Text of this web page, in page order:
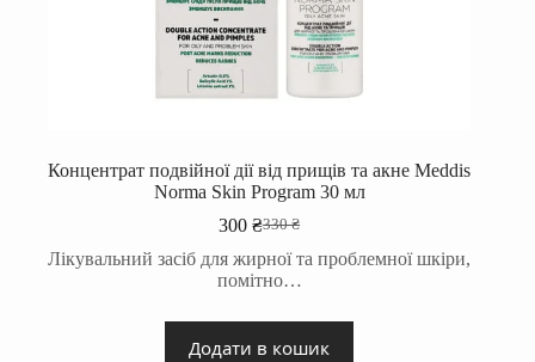
Концентрат подвійної дії від прищів та акне Meddis
Norma Skin Program 30 мл
330₴
Оригінальна
ціна:
330 ₴.
300₴Поточна
ціна:
300 ₴.
Лікувальний засіб для жирної та проблемної шкіри,
помітно…
Додати в кошик